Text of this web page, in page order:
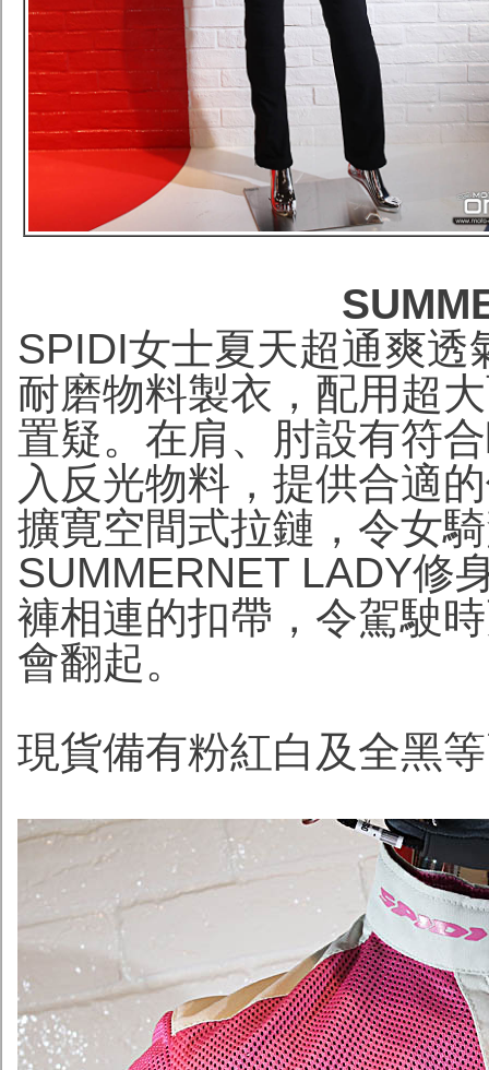
SPIDI女士夏天超通爽
耐磨物料製衣，配用超
置疑。在肩、肘設有符
入反光物料，提供合適
擴寛空間式拉鏈，令女
SUMMERNET LADY修
褲相連的扣帶，令駕駛
會翻起。
現貨備有粉紅白及全黑